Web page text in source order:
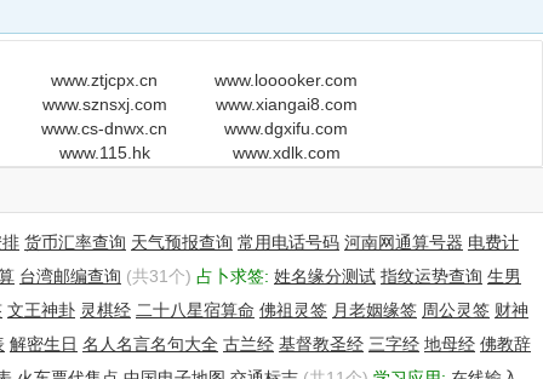
www.ztjcpx.cn
www.looooker.com
www.sznsxj.com
www.xiangai8.com
www.cs-dnwx.cn
www.dgxifu.com
www.115.hk
www.xdlk.com
货币汇率查询 天气预报查询 常用电话号码 河南网通算号器 电费计
台湾邮编查询 (共31个) 占卜求签: 姓名缘分测试 指纹运势查询 生男
文王神卦 灵棋经 二十八星宿算命 佛祖灵签 月老姻缘签 周公灵签 财神
解密生日 名人名言名句大全 古兰经 基督教圣经 三字经 地母经 佛教辞